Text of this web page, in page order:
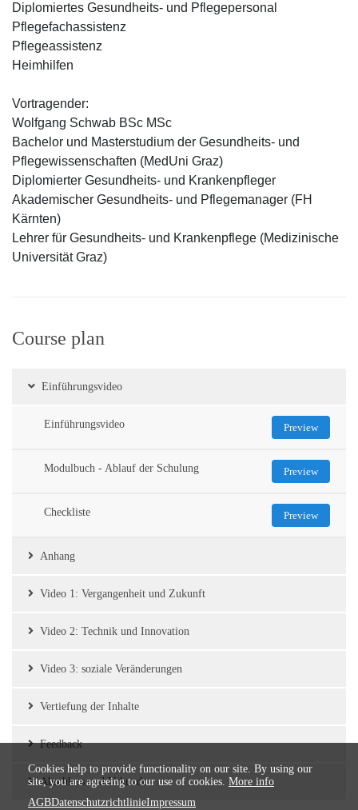
Diplomiertes Gesundheits- und Pflegepersonal
Pflegefachassistenz
Pflegeassistenz
Heimhilfen
Vortragender:
Wolfgang Schwab BSc MSc
Bachelor und Masterstudium der Gesundheits- und
Pflegewissenschaften (MedUni Graz)
Diplomierter Gesundheits- und Krankenpfleger
Akademischer Gesundheits- und Pflegemanager (FH
Kärnten)
Lehrer für Gesundheits- und Krankenpflege (Medizinische
Universität Graz)
Course plan
Einführungsvideo
Einführungsvideo Preview
Modulbuch - Ablauf der Schulung Preview
Checkliste Preview
Anhang
Video 1: Vergangenheit und Zukunft
Video 2: Technik und Innovation
Video 3: soziale Veränderungen
Vertiefung der Inhalte
Feedback
Abschluss und Urkunde
Cookies help to provide functionality on our site. By using our
site, you are agreeing to our use of cookies. More info
AGBDatenschutzrichtlinieImpressum